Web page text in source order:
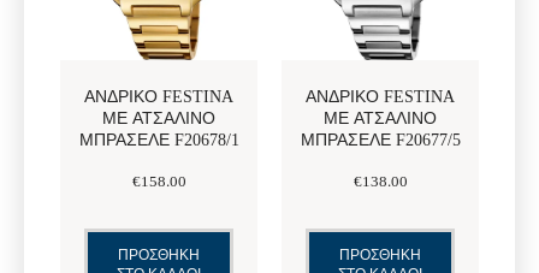
ΑΝΔΡΙΚΌ FESTINA
ΜΕ ΑΤΣΆΛΙΝΟ
ΜΠΡΑΣΕΛΈ F20678/1
€158.00
ΠΡΟΣΘΗΚΗ
ΑΝΔΡΙΚΌ FESTINA
ΜΕ ΑΤΣΆΛΙΝΟ
ΜΠΡΑΣΕΛΈ F20677/5
€138.00
ΠΡΟΣΘΗΚΗ